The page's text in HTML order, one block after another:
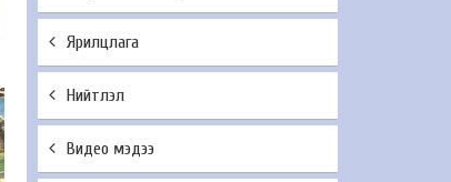
Ярилцлага
Нийтлэл
Видео мэдээ